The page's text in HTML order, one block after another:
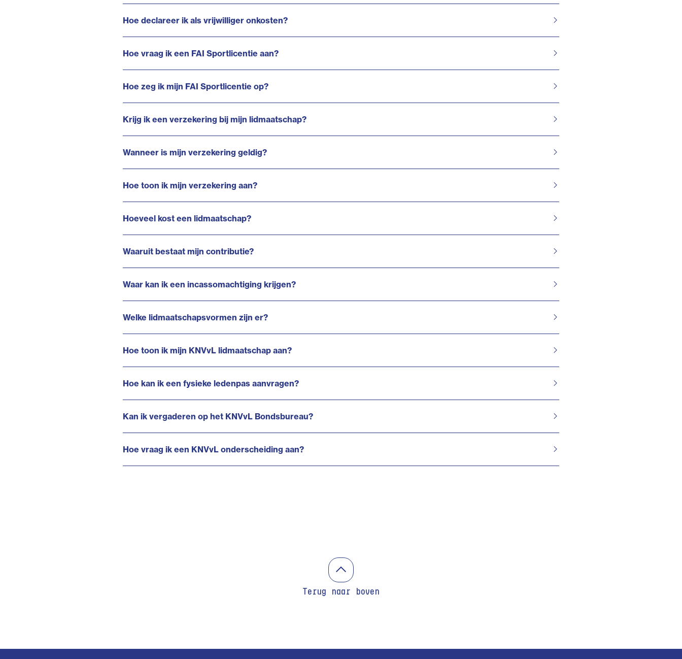
Hoe declareer ik als vrijwilliger onkosten?
Hoe vraag ik een FAI Sportlicentie aan?
Hoe zeg ik mijn FAI Sportlicentie op?
Krijg ik een verzekering bij mijn lidmaatschap?
Wanneer is mijn verzekering geldig?
Hoe toon ik mijn verzekering aan?
Hoeveel kost een lidmaatschap?
Waaruit bestaat mijn contributie?
Waar kan ik een incassomachtiging krijgen?
Welke lidmaatschapsvormen zijn er?
Hoe toon ik mijn KNVvL lidmaatschap aan?
Hoe kan ik een fysieke ledenpas aanvragen?
Kan ik vergaderen op het KNVvL Bondsbureau?
Hoe vraag ik een KNVvL onderscheiding aan?
Terug naar boven